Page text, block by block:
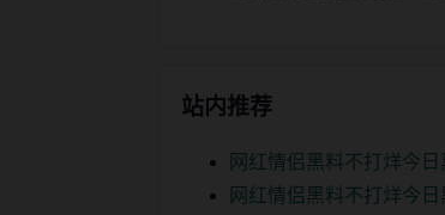
站内推荐
网红情侣黑料不打烊今
网红情侣黑料不打烊今